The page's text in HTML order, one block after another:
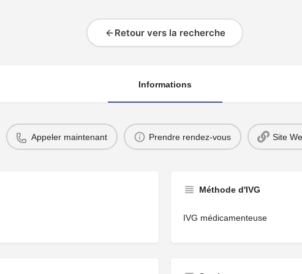
Retour vers la recherche
Informations
Appeler maintenant Prendre rendez-vous Site
Méthode d'IVG
IVG médicamenteuse